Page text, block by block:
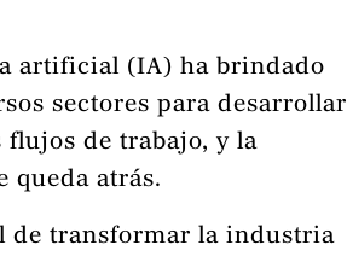
artificial (IA) ha brindado
sectores para desarrollar
flujos de trabajo, y la
queda atrás.
de transformar la industria